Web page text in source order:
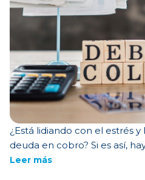
¿Está lidiando con el estrés
deuda en cobro? Si es así,
Leer más